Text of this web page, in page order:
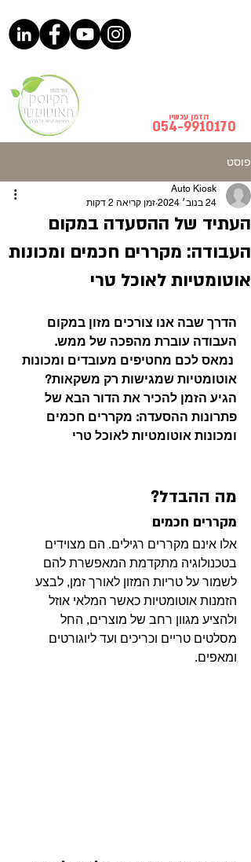
054-9910170
פוסט
העתיד של ההסעדה במקום
העבודה: מקררים חכמים ומכונות
אוטומטיות לאוכל טרי
Auto Kiosk
24 בנוב׳ 2024
זמן קריאה 2 דקות
הדרך שבה אנו צורכים מזון במקום
העבודה עוברת מהפכה של ממש.
נמאס לכם מחטיפים מעובדים ומכונות
אוטומטיות שמגישות רק משקאות?
הגיע הזמן להכיר את הדור הבא של
פתרונות ההסעדה: מקררים חכמים
ומכונות אוטומטיות לאוכל טרי
מה ההבדל?
מקררים חכמים
אלו אינם מקררים רגילים. הם מצוידים
בטכנולוגיה מתקדמת המאפשרת להם
לשמור על טריות המזון לאורך זמן, לבצע
הזמנות אוטומטיות כאשר המלאי אוזל
ולהציע מגוון רחב של מוצרים, החל
מסלטים טריים וכריכים ועד ליוגורטים
ומאפים.